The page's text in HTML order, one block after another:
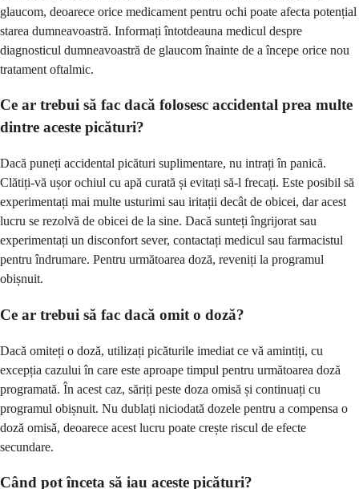
glaucom, deoarece orice medicament pentru ochi poate afecta potențial
starea dumneavoastră. Informați întotdeauna medicul despre
diagnosticul dumneavoastră de glaucom înainte de a începe orice nou
tratament oftalmic.
Ce ar trebui să fac dacă folosesc accidental prea multe
dintre aceste picături?
Dacă puneți accidental picături suplimentare, nu intrați în panică.
Clătiți-vă ușor ochiul cu apă curată și evitați să-l frecați. Este posibil să
experimentați mai multe usturimi sau iritații decât de obicei, dar acest
lucru se rezolvă de obicei de la sine. Dacă sunteți îngrijorat sau
experimentați un disconfort sever, contactați medicul sau farmacistul
pentru îndrumare. Pentru următoarea doză, reveniți la programul
obișnuit.
Ce ar trebui să fac dacă omit o doză?
Dacă omiteți o doză, utilizați picăturile imediat ce vă amintiți, cu
excepția cazului în care este aproape timpul pentru următoarea doză
programată. În acest caz, săriți peste doza omisă și continuați cu
programul obișnuit. Nu dublați niciodată dozele pentru a compensa o
doză omisă, deoarece acest lucru poate crește riscul de efecte
secundare.
Când pot înceta să iau aceste picături?